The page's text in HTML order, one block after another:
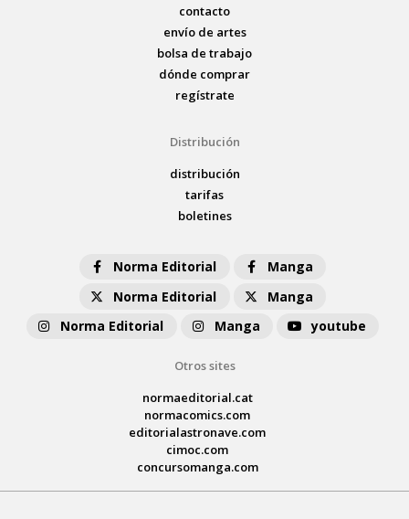
contacto
envío de artes
bolsa de trabajo
dónde comprar
regístrate
Distribución
distribución
tarifas
boletines
Norma Editorial
Manga
Norma Editorial
Manga
Norma Editorial
Manga youtube
Otros sites
normaeditorial.cat
normacomics.com
editorialastronave.com
cimoc.com
concursomanga.com